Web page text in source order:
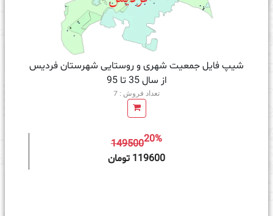
شیپ فایل جمعیت شهری و روستایی شهرستان فردیس
از سال 35 تا 95
تعداد فروش : 7
14950020%
119600 تومان